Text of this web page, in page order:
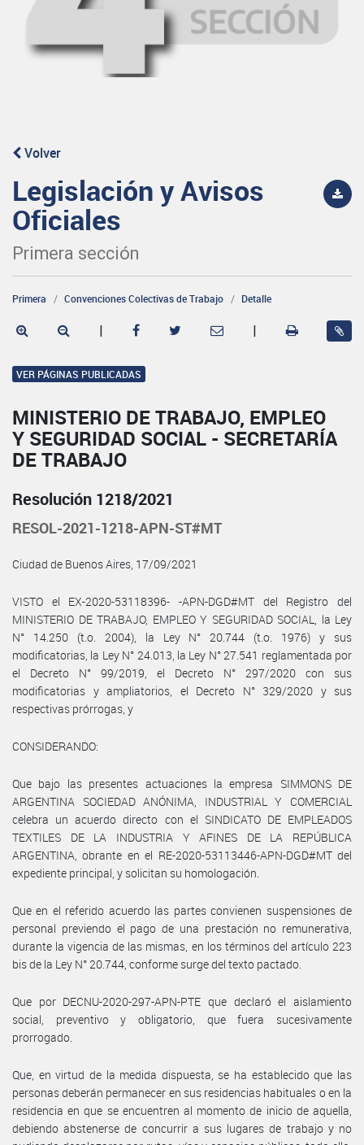
Volver
Legislación y Avisos
Oficiales
Primera sección
Primera Convenciones Colectivas de Trabajo Detalle
| |
VER PÁGINAS PUBLICADAS
MINISTERIO DE TRABAJO, EMPLEO
Y SEGURIDAD SOCIAL - SECRETARÍA
DE TRABAJO
Resolución 1218/2021
RESOL-2021-1218-APN-ST#MT
Ciudad de Buenos Aires, 17/09/2021
VISTO el EX-2020-53118396- -APN-DGD#MT del Registro del
MINISTERIO DE TRABAJO, EMPLEO Y SEGURIDAD SOCIAL, la Ley
N° 14.250 (t.o. 2004), la Ley N° 20.744 (t.o. 1976) y sus
modificatorias, la Ley N° 24.013, la Ley N° 27.541 reglamentada por
el Decreto N° 99/2019, el Decreto N° 297/2020 con sus
modificatorias y ampliatorios, el Decreto N° 329/2020 y sus
respectivas prórrogas, y
CONSIDERANDO:
Que bajo las presentes actuaciones la empresa SIMMONS DE
ARGENTINA SOCIEDAD ANÓNIMA, INDUSTRIAL Y COMERCIAL
celebra un acuerdo directo con el SINDICATO DE EMPLEADOS
TEXTILES DE LA INDUSTRIA Y AFINES DE LA REPÚBLICA
ARGENTINA, obrante en el RE-2020-53113446-APN-DGD#MT del
expediente principal, y solicitan su homologación.
Que en el referido acuerdo las partes convienen suspensiones de
personal previendo el pago de una prestación no remunerativa,
durante la vigencia de las mismas, en los términos del artículo 223
bis de la Ley N° 20.744, conforme surge del texto pactado.
Que por DECNU-2020-297-APN-PTE que declaró el aislamiento
social, preventivo y obligatorio, que fuera sucesivamente
prorrogado.
Que, en virtud de la medida dispuesta, se ha establecido que las
personas deberán permanecer en sus residencias habituales o en la
residencia en que se encuentren al momento de inicio de aquella,
debiendo abstenerse de concurrir a sus lugares de trabajo y no